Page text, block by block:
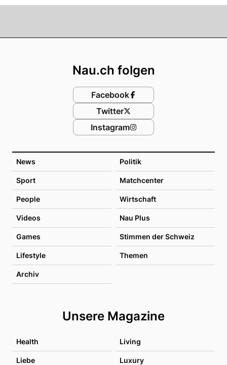
News Politik
Sport Matchcenter
People Wirtschaft
Videos Nau Plus
Games Stimmen der Schweiz
Lifestyle Themen
Archiv
Unsere Magazine
Health Living
Liebe Luxury
Nau.ch folgen
Facebook
Twitter
Instagram